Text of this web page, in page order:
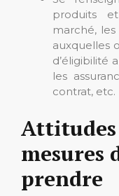
produits
marché,
auxquelles
d’éligibilité
les
contrat, etc.
Attitudes
mesures
prendre